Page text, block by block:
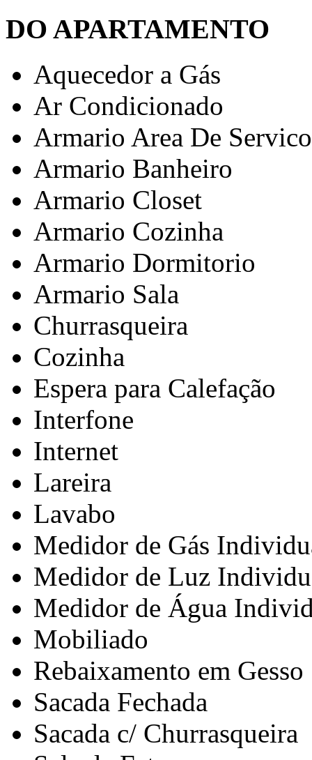
DO APARTAMENTO
Aquecedor a Gás
Ar Condicionado
Armario Area De Servico
Armario Banheiro
Armario Closet
Armario Cozinha
Armario Dormitorio
Armario Sala
Churrasqueira
Cozinha
Espera para Calefação
Interfone
Internet
Lareira
Lavabo
Medidor de Gás
Medidor de Luz
Medidor de Água
Mobiliado
Rebaixamento em Gesso
Sacada Fechada
Sacada c/ Churrasqueira